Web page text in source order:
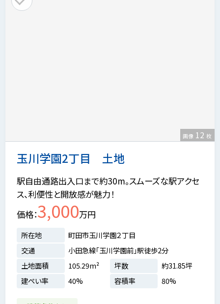
玉川学園2丁目 土地
画像 12 枚
駅自由通路出入口まで約30m。スムーズな駅アクセ
ス、利便性と開放感が魅力！
価格 3,000万円
所在地
町田市玉川学園２丁目
交通
小田急線「玉川学園前」駅徒歩2分
土地面積
105.29m² 坪数
約31.85坪
建ぺい率
40% 容積率 80%